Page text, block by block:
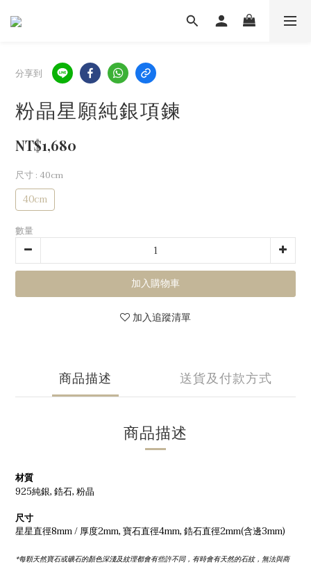
分享到
粉晶星願純銀項鍊
NT$1,680
尺寸: 40cm
40cm
數量
加入購物車
加入追蹤清單
商品描述 送貨及付款方式
商品描述
材質
925純銀, 鋯石, 粉晶
尺寸
星星直徑8mm / 厚度2mm, 寶石直徑4mm, 鋯石直徑2mm(含邊3mm)
*每顆天然寶石或礦石的顏色深淺及紋理都會有些許不同，有時會有天然的石紋，無法與商